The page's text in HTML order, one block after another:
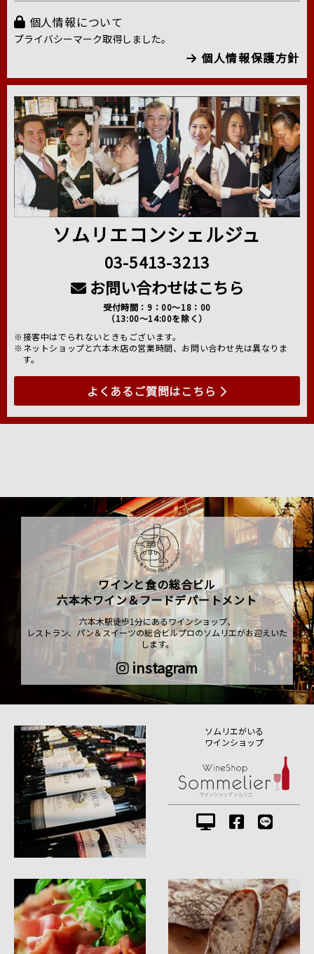
個人情報について
プライバシーマーク取得しました。
個人情報保護方針
ソムリエコンシェルジュ
03-5413-3213
お問い合わせはこちら
受付時間：9：00～18：00
（13:00～14:00を除く）
※接客中はでられないときもございます。
※ネットショップと六本木店の営業時間、お問い合わせ先は異なりま
す。
よくあるご質問はこちら
ワインと食の総合ビル
六本木ワイン＆フードデパートメント
六本木駅徒歩1分にあるワインショップ、
レストラン、パン＆スイーツの総合ビルプロのソムリエがお迎えいた
します。
instagram
ソムリエがいる
ワインショップ